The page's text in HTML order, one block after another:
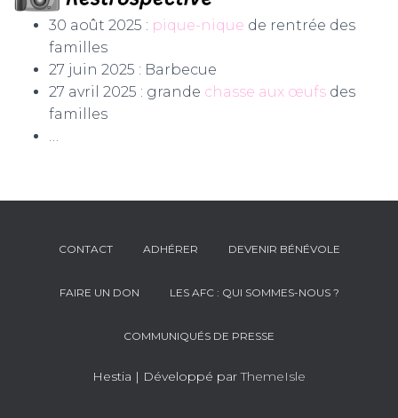
30 août 2025 : pique-nique de rentrée des
familles
27 juin 2025 : Barbecue
27 avril 2025 : grande chasse aux œufs des
familles
…
CONTACT ADHÉRER DEVENIR BÉNÉVOLE
FAIRE UN DON LES AFC : QUI SOMMES-NOUS ?
COMMUNIQUÉS DE PRESSE
Hestia | Développé parThemeIsle